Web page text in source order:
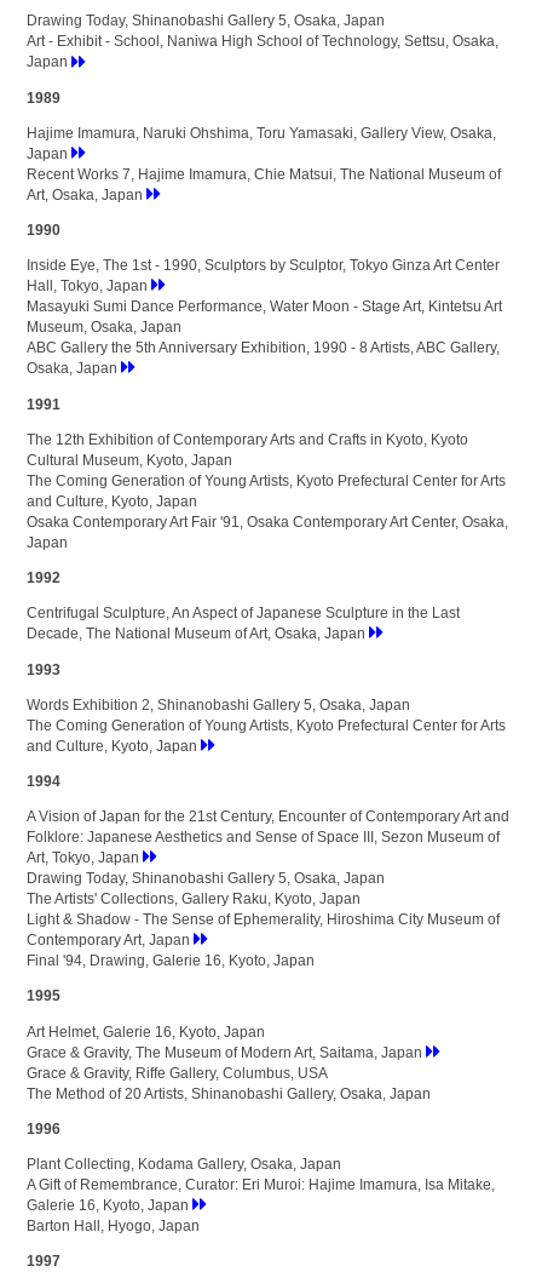
Drawing Today, Shinanobashi Gallery 5, Osaka, Japan
Art - Exhibit - School, Naniwa High School of Technology, Settsu, Osaka,
Japan
1989
Hajime Imamura, Naruki Ohshima, Toru Yamasaki, Gallery View, Osaka,
Japan
Recent Works 7, Hajime Imamura, Chie Matsui, The National Museum of
Art, Osaka, Japan
1990
Inside Eye, The 1st - 1990, Sculptors by Sculptor, Tokyo Ginza Art Center
Hall, Tokyo, Japan
Masayuki Sumi Dance Performance, Water Moon - Stage Art, Kintetsu Art
Museum, Osaka, Japan
ABC Gallery the 5th Anniversary Exhibition, 1990 - 8 Artists, ABC Gallery,
Osaka, Japan
1991
The 12th Exhibition of Contemporary Arts and Crafts in Kyoto, Kyoto
Cultural Museum, Kyoto, Japan
The Coming Generation of Young Artists, Kyoto Prefectural Center for Arts
and Culture, Kyoto, Japan
Osaka Contemporary Art Fair '91, Osaka Contemporary Art Center, Osaka,
Japan
1992
Centrifugal Sculpture, An Aspect of Japanese Sculpture in the Last
Decade, The National Museum of Art, Osaka, Japan
1993
Words Exhibition 2, Shinanobashi Gallery 5, Osaka, Japan
The Coming Generation of Young Artists, Kyoto Prefectural Center for Arts
and Culture, Kyoto, Japan
1994
A Vision of Japan for the 21st Century, Encounter of Contemporary Art and
Folklore: Japanese Aesthetics and Sense of Space III, Sezon Museum of
Art, Tokyo, Japan
Drawing Today, Shinanobashi Gallery 5, Osaka, Japan
The Artists' Collections, Gallery Raku, Kyoto, Japan
Light & Shadow - The Sense of Ephemerality, Hiroshima City Museum of
Contemporary Art, Japan
Final '94, Drawing, Galerie 16, Kyoto, Japan
1995
Art Helmet, Galerie 16, Kyoto, Japan
Grace & Gravity, The Museum of Modern Art, Saitama, Japan
Grace & Gravity, Riffe Gallery, Columbus, USA
The Method of 20 Artists, Shinanobashi Gallery, Osaka, Japan
1996
Plant Collecting, Kodama Gallery, Osaka, Japan
A Gift of Remembrance, Curator: Eri Muroi: Hajime Imamura, Isa Mitake,
Galerie 16, Kyoto, Japan
Barton Hall, Hyogo, Japan
1997